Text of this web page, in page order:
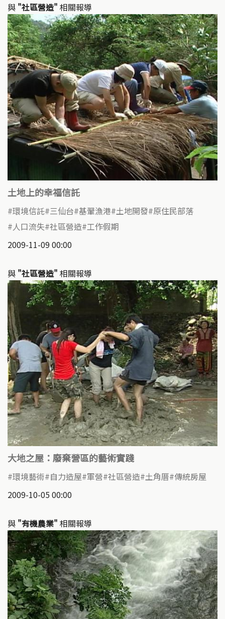
與 "社區營造" 相關報導
土地上的幸福信託
環境信託 三仙台 基翬漁港 土地開發 原住民部落
人口流失 社區營造 工作假期
2009-11-09 00:00
與 "社區營造" 相關報導
大地之屋：廢棄營區的藝術實踐
環境藝術 自力造屋 軍營 社區營造 土角厝 傳統房屋
2009-10-05 00:00
與 "有機農業" 相關報導